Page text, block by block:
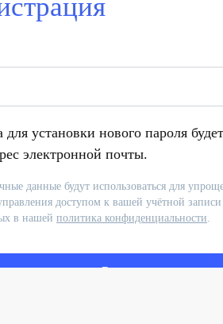
установки нового пароля
электронной почты.
данные будут использоваться для
доступом к вашей учётной записи
в нашей политика конфиденциальности
Регистрация